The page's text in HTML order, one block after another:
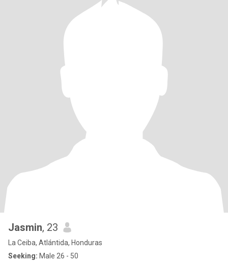
Jasmin, 23
La Ceiba, Atlántida, Honduras
Seeking: Male 26 - 50